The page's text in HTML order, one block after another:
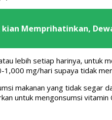
kian Memprihatinkan,
lebih setiap harinya, untuk
mg/hari supaya tidak
makanan yang tidak segar
untuk mengonsumsi